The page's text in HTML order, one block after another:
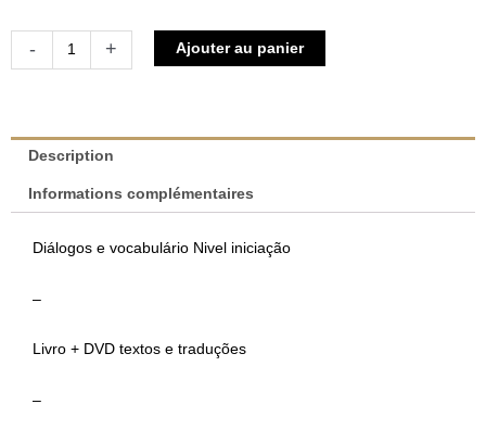
-
quantité
Aprender
luxemburguês
com
Lulling
+ Ajouter au panier
Description
Informations complémentaires
Diálogos e vocabulário Nivel iniciação
–
Livro + DVD textos e traduções
–